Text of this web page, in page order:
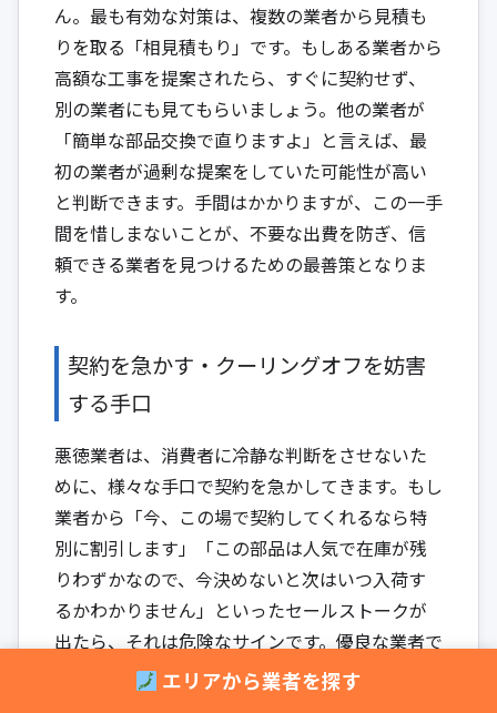
ん。最も有効な対策は、複数の業者から見積も
りを取る「相見積もり」です。もしある業者から
高額な工事を提案されたら、すぐに契約せず、
別の業者にも見てもらいましょう。他の業者が
「簡単な部品交換で直りますよ」と言えば、最
初の業者が過剰な提案をしていた可能性が高い
と判断できます。手間はかかりますが、この一手
間を惜しまないことが、不要な出費を防ぎ、信
頼できる業者を見つけるための最善策となりま
す。
契約を急かす・クーリングオフを妨害
する手口
悪徳業者は、消費者に冷静な判断をさせないた
めに、様々な手口で契約を急かしてきます。もし
業者から「今、この場で契約してくれるなら特
別に割引します」「この部品は人気で在庫が残
りわずかなので、今決めないと次はいつ入荷す
るかわかりません」といったセールストークが
出たら、それは危険なサインです。優良な業者で
あれば、顧客がじっくりと検討する時間を与え
エリアから業者を探す